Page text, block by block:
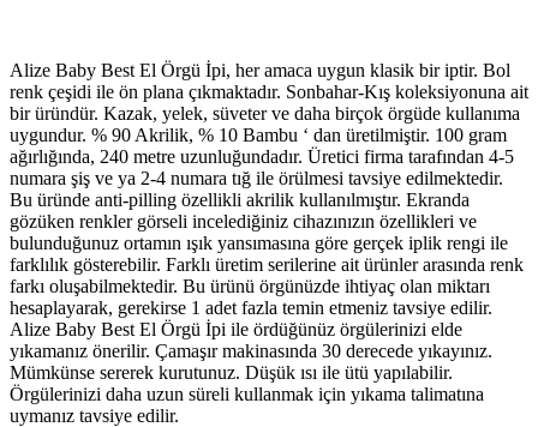
Alize Baby Best El Örgü İpi, her amaca uygun klasik bir iptir. Bol
renk çeşidi ile ön plana çıkmaktadır. Sonbahar-Kış koleksiyonuna ait
bir üründür. Kazak, yelek, süveter ve daha birçok örgüde kullanıma
uygundur. % 90 Akrilik, % 10 Bambu ‘ dan üretilmiştir. 100 gram
ağırlığında, 240 metre uzunluğundadır. Üretici firma tarafından 4-5
numara şiş ve ya 2-4 numara tığ ile örülmesi tavsiye edilmektedir.
Bu üründe anti-pilling özellikli akrilik kullanılmıştır. Ekranda
gözüken renkler görseli incelediğiniz cihazınızın özellikleri ve
bulunduğunuz ortamın ışık yansımasına göre gerçek iplik rengi ile
farklılık gösterebilir. Farklı üretim serilerine ait ürünler arasında renk
farkı oluşabilmektedir. Bu ürünü örgünüzde ihtiyaç olan miktarı
hesaplayarak, gerekirse 1 adet fazla temin etmeniz tavsiye edilir.
Alize Baby Best El Örgü İpi ile ördüğünüz örgülerinizi elde
yıkamanız önerilir. Çamaşır makinasında 30 derecede yıkayınız.
Mümkünse sererek kurutunuz. Düşük ısı ile ütü yapılabilir.
Örgülerinizi daha uzun süreli kullanmak için yıkama talimatına
uymanız tavsiye edilir.